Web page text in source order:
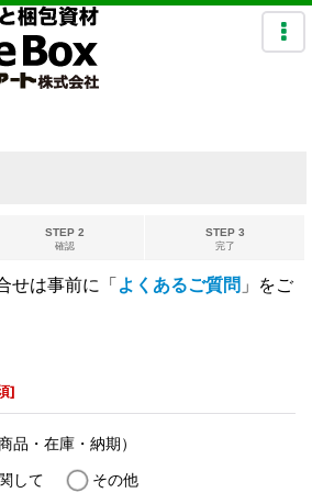
STEP 2
確認
STEP 3
完了
せは事前に「よくあるご質問 」をご
]
品・在庫・納期）
して
その他